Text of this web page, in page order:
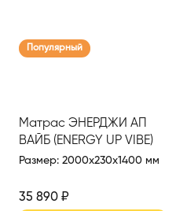
Популярный
Матрас ЭНЕРДЖИ АП
ВАЙБ (ENERGY UP VIBE)
1400*2000
Размер: 2000x230x1400 мм
35 890 ₽